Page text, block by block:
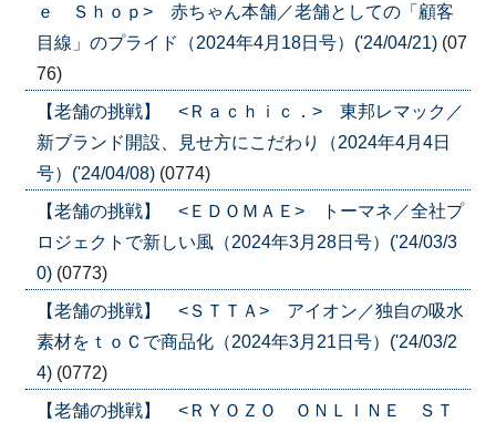
ｅ Ｓｈｏｐ> 赤ちゃん本舗／老舗としての「顧客
目線」のプライド（2024年4月18日号）('24/04/21) (07
76)
【老舗の挑戦】 <Ｒａｃｈｉｃ．> 東邦レマック／
新ブランド開設、見せ方にこだわり（2024年4月4日
号）('24/04/08) (0774)
【老舗の挑戦】 <ＥＤＯＭＡＥ> トーマネ／全社プ
ロジェクトで新しい風（2024年3月28日号）('24/03/3
0) (0773)
【老舗の挑戦】 <ＳＴＴＡ> アイオン／独自の吸水
素材をｔｏＣで商品化（2024年3月21日号）('24/03/2
4) (0772)
【老舗の挑戦】 <ＲＹＯＺＯ ＯＮＬＩＮＥ ＳＴ